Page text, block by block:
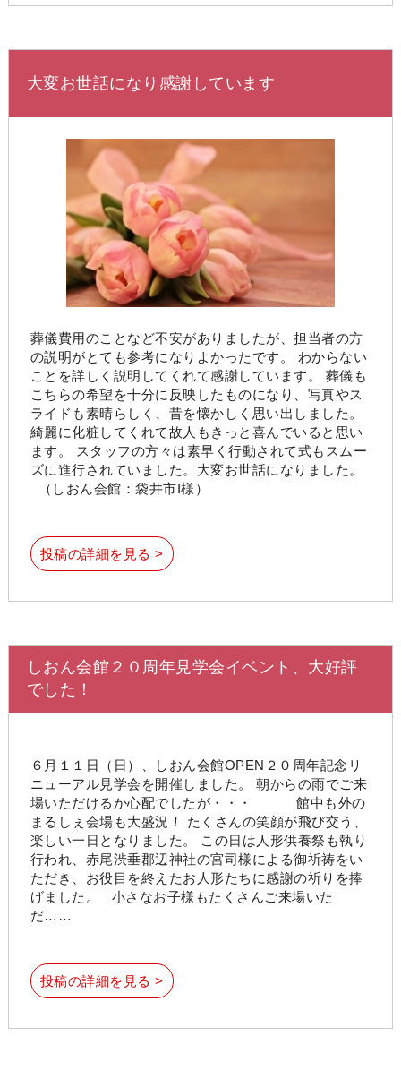
大変お世話になり感謝しています
葬儀費用のことなど不安がありましたが、担当者の方
の説明がとても参考になりよかったです。 わからない
ことを詳しく説明してくれて感謝しています。 葬儀も
こちらの希望を十分に反映したものになり、写真やス
ライドも素晴らしく、昔を懐かしく思い出しました。
綺麗に化粧してくれて故人もきっと喜んでいると思い
ます。 スタッフの方々は素早く行動されて式もスムー
ズに進行されていました。大変お世話になりました。
（しおん会館：袋井市I様）
投稿の詳細を見る >
しおん会館２０周年見学会イベント、大好評
でした！
６月１１日（日）、しおん会館OPEN２０周年記念リ
ニューアル見学会を開催しました。 朝からの雨でご来
場いただけるか心配でしたが・・・ 館中も外の
まるしぇ会場も大盛況！ たくさんの笑顔が飛び交う、
楽しい一日となりました。 この日は人形供養祭も執り
行われ、赤尾渋垂郡辺神社の宮司様による御祈祷をい
ただき、お役目を終えたお人形たちに感謝の祈りを捧
げました。 小さなお子様もたくさんご来場いた
だ……
投稿の詳細を見る >